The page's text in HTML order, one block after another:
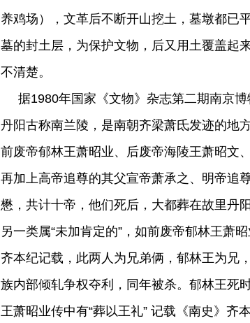
养鸡场），文革后不断开山挖土，墓墩都已
墓的封土层，为保护文物，后又用土覆盖起
不清楚。
据1980年国家《文物》杂志第二期南京博
丹阳古称南兰陵，是南朝齐梁萧氐发迹的地
前废帝郁林王萧昭业、后废帝海陵王萧昭文
再加上高帝追尊的其父宣帝萧承之、明帝追
懋，共计十帝，他们死后，大都葬在故里丹
另一类属“未加肯定的”，如前废帝郁林王萧
齐本纪记载，此两人为兄弟俩，郁林王为兄
族内部倾轧争权夺利，同年被杀。郁林王死
王萧昭业传中有“葬以王礼” 记载《南史》齐